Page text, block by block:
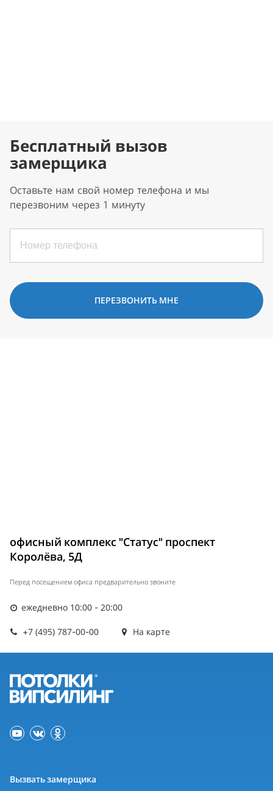
Бесплатный вызов
замерщика
Оставьте нам свой номер телефона и мы
перезвоним через 1 минуту
ПЕРЕЗВОНИТЬ МНЕ
офисный комплекс "Статус" проспект
Королёва, 5Д
Перед посещением офиса предварительно звоните
ежедневно 10:00 - 20:00
+7 (495) 787-00-00 На карте
Вызвать замерщика